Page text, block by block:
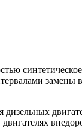
дизельных